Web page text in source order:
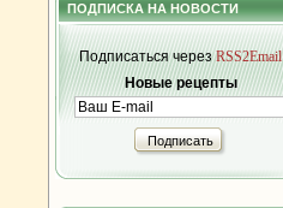
ПОДПИСКА НА НОВОСТИ
Подписаться черезRSS2Email
Новые рецепты
Подписать